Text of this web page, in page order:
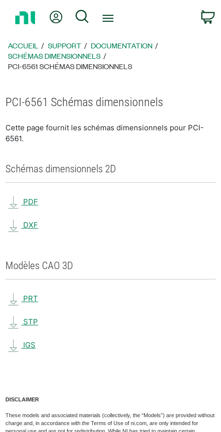
page
d’accueil
Mon compteRechercher
ACCUEIL SUPPORT
DOCUMENTATION
SCHÉMAS DIMENSIONNELS
PCI-6561 SCHÉMAS DIMENSIONNELS
PCI-6561 Schémas dimensionnels
Cette page fournit les schémas dimensionnels pour PCI-
6561.
Schémas dimensionnels 2D
PDF
DXF
Modèles CAO 3D
PRT
STP
IGS
DISCLAIMER
These models and associated materials (collectively, the “Models”) are provided without
charge and, in accordance with the Terms of Use of ni.com, are only intended for